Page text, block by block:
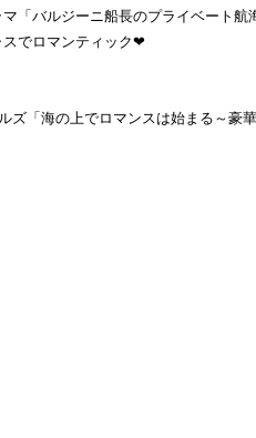
「バルジーニ船長のプライベート航
スでロマンティック❤
「海の上でロマンスは始まる～豪